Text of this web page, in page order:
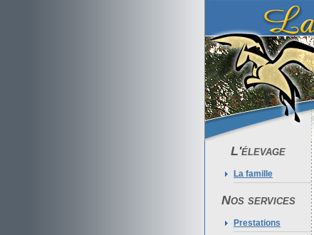
L'élevage
La famille
Nos services
Prestations